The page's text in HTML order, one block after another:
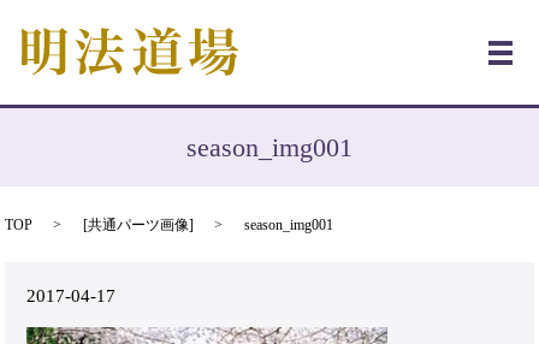
メ
season_img001
TOP [共通パーツ画像] season_img001
2017-04-17